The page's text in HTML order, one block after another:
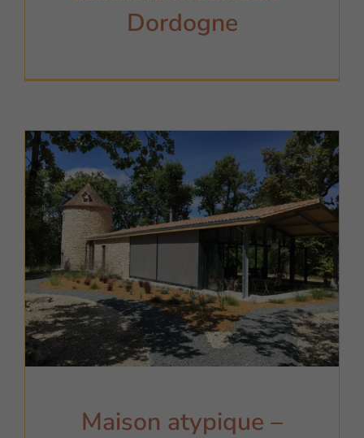
Dordogne
Maison atypique –